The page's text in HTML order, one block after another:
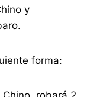
y
forma: